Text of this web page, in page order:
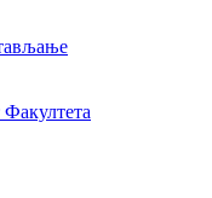
Факултета